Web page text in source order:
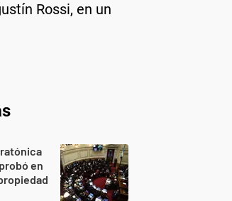
Rossi, en un
en